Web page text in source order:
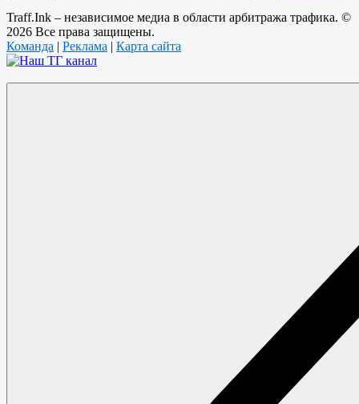
Traff.Ink – независимое медиа в области арбитража трафика. ©
2026 Все права защищены.
Команда | Реклама | Карта сайта